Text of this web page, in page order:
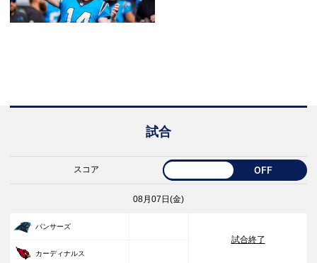
試合
スコア OFF
08月07日(金)
パンサーズ
試合終了
カーディナルス